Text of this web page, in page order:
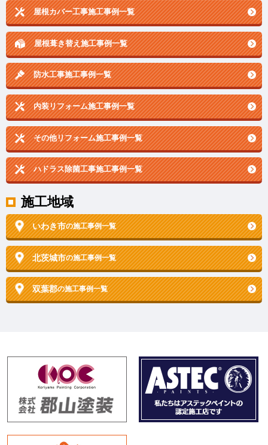
屋根カバー工事施工事例一覧
屋根葺き替え施工事例一覧
防水工事施工事例一覧
内装リフォーム施工事例一覧
その他リフォーム施工事例一覧
ハドラス除菌工事施工事例一覧
施工地域
いわき市の施工事例一覧
北茨城市の施工事例一覧
双葉郡の施工事例一覧